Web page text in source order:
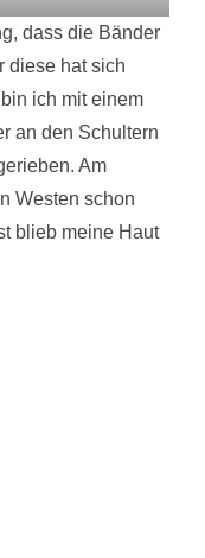
dass die Bänder
diese hat sich
ich mit einem
an den Schultern
Am
Westen schon
blieb meine Haut